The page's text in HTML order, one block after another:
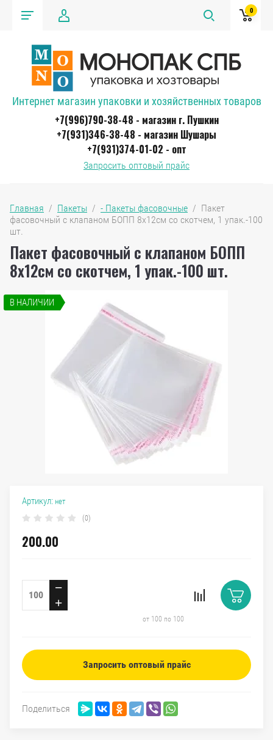
0
Интернет магазин упаковки и хозяйственных товаров
+7(996)790-38-48 - магазин г. Пушкин
+7(931)346-38-48 - магазин Шушары
+7(931)374-01-02 - опт
Запросить оптовый прайс
Главная
  /
Пакеты
  /
- Пакеты фасовочные
  /  Пакет
фасовочный с клапаном БОПП 8х12см со скотчем, 1 упак.-100
шт.
Пакет фасовочный с клапаном БОПП
8х12см со скотчем, 1 упак.-100 шт.
В НАЛИЧИИ
Артикул: нет
(0)
200.00
−
+
от 100 по 100
Запросить оптовый прайс
Поделиться